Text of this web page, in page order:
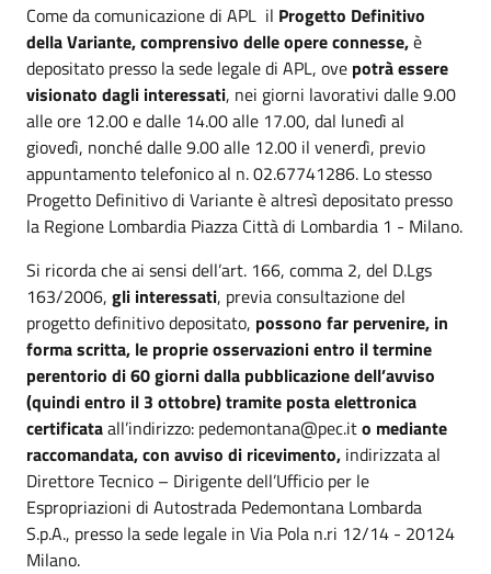
Come da comunicazione di APL il Progetto Definitivo
della Variante, comprensivo delle opere connesse,è
depositato presso la sede legale di APL, ove potrà essere
visionato dagli interessati, nei giorni lavorativi dalle 9.00
alle ore 12.00 e dalle 14.00 alle 17.00, dal lunedì al
giovedì, nonché dalle 9.00 alle 12.00 il venerdì, previo
appuntamento telefonico al n. 02.67741286. Lo stesso
Progetto Definitivo di Variante è altresì depositato presso
la Regione Lombardia Piazza Città di Lombardia 1 - Milano.
Si ricorda che ai sensi dell’art. 166, comma 2, del D.Lgs
163/2006, gli interessati, previa consultazione del
progetto definitivo depositato, possono far pervenire, in
forma scritta, le proprie osservazioni entro il termine
perentorio di 60 giorni dalla pubblicazione dell’avviso
(quindi entro il 3 ottobre) tramite posta elettronica
certificataall’indirizzo: pedemontana@pec.ito mediante
raccomandata, con avviso di ricevimento, indirizzata al
Direttore Tecnico – Dirigente dell’Ufficio per le
Espropriazioni di Autostrada Pedemontana Lombarda
S.p.A., presso la sede legale in Via Pola n.ri 12/14 - 20124
Milano.